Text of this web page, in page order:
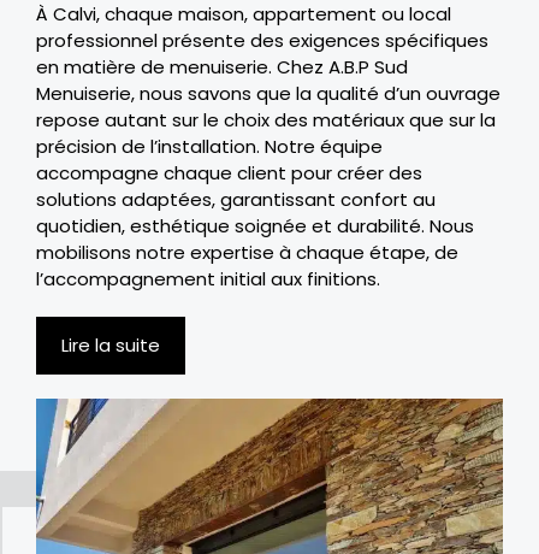
À Calvi, chaque maison, appartement ou local
professionnel présente des exigences spécifiques
en matière de menuiserie. Chez A.B.P Sud
Menuiserie, nous savons que la qualité d’un ouvrage
repose autant sur le choix des matériaux que sur la
précision de l’installation. Notre équipe
accompagne chaque client pour créer des
solutions adaptées, garantissant confort au
quotidien, esthétique soignée et durabilité. Nous
mobilisons notre expertise à chaque étape, de
l’accompagnement initial aux finitions.
Lire la suite